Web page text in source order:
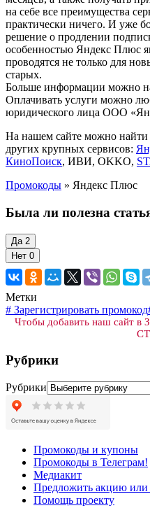
на себе все преимущества
практически ничего. И уже
решение о продлении
особенностью Яндекс Плюс
проводятся не только для
старых.
Больше информации можно
Оплачивать услуги можно
юридического лица ООО
На нашем сайте можно
других крупных сервисов:
КиноПоиск, ИВИ, OKKO,
Промокоды » Яндекс Плюс
Была ли полезна
Да 2
Нет 0
Метки
# Зарегистрировать промокод
Чтобы добавить наш сайт в
Рубрики
Рубрики
Промокоды и купоны
Промокоды в Телеграм!
Медиакит
Предложить акцию или
Помощь проекту